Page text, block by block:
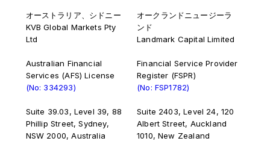
オーストラリア、シドニー
KVB Global Markets Pty
Ltd
Australian Financial
Services (AFS) License
(No: 334293)
Suite 39.03, Level 39, 88
Phillip Street, Sydney,
NSW 2000, Australia
オークランドニュージーラ
ンド
Landmark Capital Limited
Financial Service Provider
Register (FSPR)
(No: FSP1782)
Suite 2403, Level 24, 120
Albert Street, Auckland
1010, New Zealand